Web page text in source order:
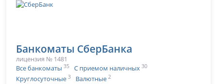
Банкоматы СберБанка
лицензия № 1481
Все банкоматы 35 С приемом наличных 30
Круглосуточные 3 Валютные 2